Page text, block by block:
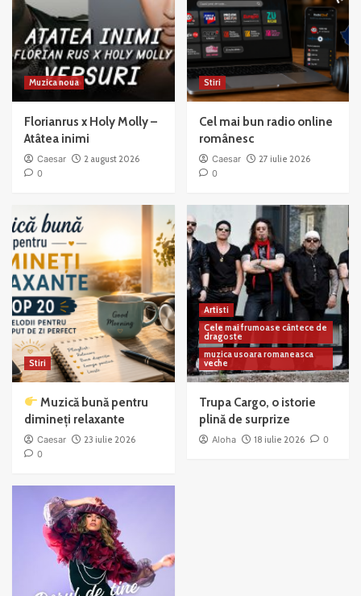
Muzica noua
Florianrus x Holy Molly –
Atâtea inimi
Caesar
2 august 2026
0
Stiri
Cel mai bun radio online
românesc
Caesar
27 iulie 2026
0
Stiri
Muzică bună pentru
dimineți relaxante
Caesar
23 iulie 2026
0
Artisti
Cele mai frumoase cântece de
dragoste
muzica usoara romaneasca
veche
Trupa Cargo, o istorie
plină de surprize
Aloha 18 iulie 2026 0